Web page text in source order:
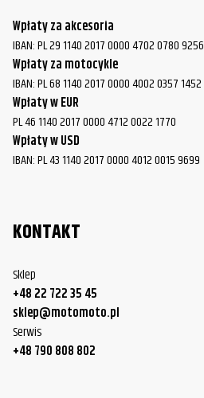
Wpłaty za akcesoria
IBAN: PL 29 1140 2017 0000 4702 0780 9256
Wpłaty za motocykle
IBAN: PL 68 1140 2017 0000 4002 0357 1452
Wpłaty w EUR
PL 46 1140 2017 0000 4712 0022 1770
Wpłaty w USD
IBAN: PL 43 1140 2017 0000 4012 0015 9699
KONTAKT
Sklep
+48 22 722 35 45
sklep@motomoto.pl
Serwis
+48 790 808 802